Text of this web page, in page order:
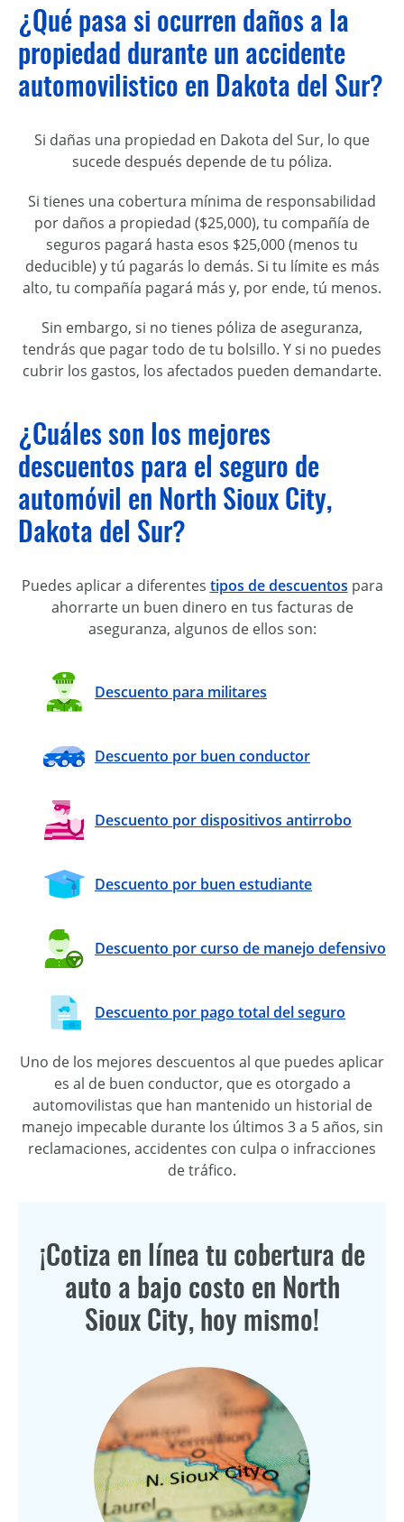
¿Qué pasa si ocurren daños a la
propiedad durante un accidente
automovilistico en Dakota del Sur?
Si dañas una propiedad en Dakota del Sur, lo que
sucede después depende de tu póliza.
Si tienes una cobertura mínima de responsabilidad
por daños a propiedad ($25,000), tu compañía de
seguros pagará hasta esos $25,000 (menos tu
deducible) y tú pagarás lo demás. Si tu límite es más
alto, tu compañía pagará más y, por ende, tú menos.
Sin embargo, si no tienes póliza de aseguranza,
tendrás que pagar todo de tu bolsillo. Y si no puedes
cubrir los gastos, los afectados pueden demandarte.
¿Cuáles son los mejores
descuentos para el seguro de
automóvil en North Sioux City,
Dakota del Sur?
Puedes aplicar a diferentes tipos de descuentos para
ahorrarte un buen dinero en tus facturas de
aseguranza, algunos de ellos son:
Descuento para militares
Descuento por buen conductor
Descuento por dispositivos antirrobo
Descuento por buen estudiante
Descuento por curso de manejo defensivo
Descuento por pago total del seguro
Uno de los mejores descuentos al que puedes aplicar
es al de buen conductor, que es otorgado a
automovilistas que han mantenido un historial de
manejo impecable durante los últimos 3 a 5 años, sin
reclamaciones, accidentes con culpa o infracciones
de tráfico.
¡Cotiza en línea tu cobertura de
auto a bajo costo en North
Sioux City, hoy mismo!